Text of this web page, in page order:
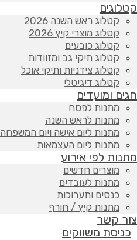
קטלוגים
קטלוג ראש השנה 2026
קטלוג מוצרי קיץ 2026
קטלוג כובעים
קטלוג תיקי גב ומזוודות
קטלוג צידניות ותיקי אוכל
קטלוג דיגיטלי
חגים ומועדים
מתנות לפסח
מתנות לראש השנה
מתנות ליום אישה ויום המשפחה
מתנות ליום העצמאות
מתנות לפי אירוע
מוצרים חדשים
מתנות לעובדים
כנסים ותערוכות
מתנות קיץ / חורף
צור קשר
כניסת משווקים